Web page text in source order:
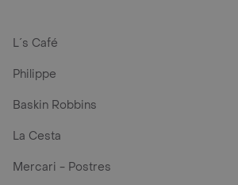
L´s Café
Philippe
Baskin Robbins
La Cesta
Mercari - Postres